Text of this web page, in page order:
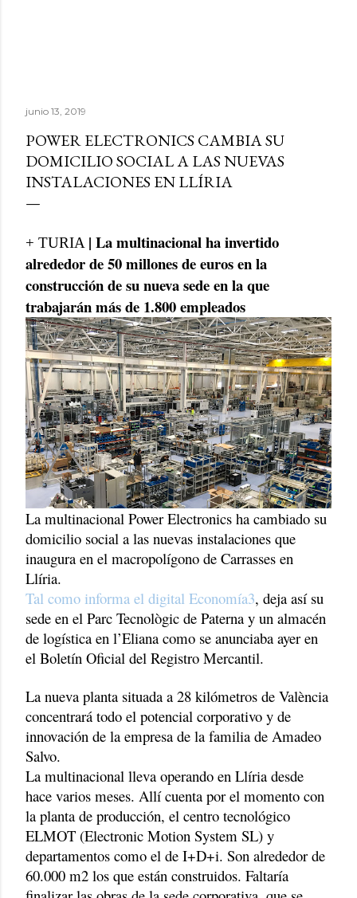
junio 13, 2019
POWER ELECTRONICS CAMBIA SU
DOMICILIO SOCIAL A LAS NUEVAS
INSTALACIONES EN LLÍRIA
+ TURIA | La multinacional ha invertido
alrededor de 50 millones de euros en la
construcción de su nueva sede en la que
trabajarán más de 1.800 empleados
La multinacional Power Electronics ha cambiado su
domicilio social a las nuevas instalaciones que
inaugura en el macropolígono de Carrasses en
Llíria.
Tal como informa el digital Economía3, deja así su
sede en el Parc Tecnològic de Paterna y un almacén
de logística en l’Eliana como se anunciaba ayer en
el Boletín Oficial del Registro Mercantil.
La nueva planta situada a 28 kilómetros de València
concentrará todo el potencial corporativo y de
innovación de la empresa de la familia de Amadeo
Salvo.
La multinacional lleva operando en Llíria desde
hace varios meses. Allí cuenta por el momento con
la planta de producción, el centro tecnológico
ELMOT (Electronic Motion System SL) y
departamentos como el de I+D+i. Son alrededor de
60.000 m2 los que están construidos. Faltaría